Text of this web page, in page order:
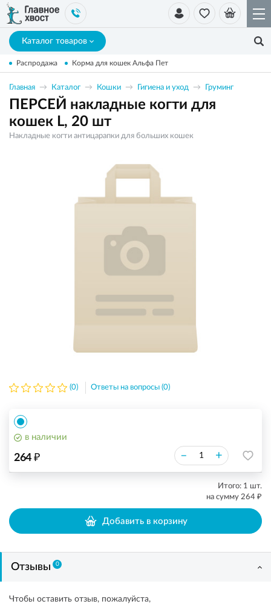
Каталог товаров
Распродажа Корма для кошек Альфа Пет
Главная Каталог Кошки Гигиена и уход Груминг
ПЕРСЕЙ накладные когти для
кошек L, 20 шт
Накладные когти антицарапки для больших кошек
(0) Ответы на вопросы (0)
264 ₽ – +
в наличии
Итого: 1 шт.
на сумму 264 ₽
Добавить в корзину
Отзывы 0
Чтобы оставить отзыв, пожалуйста,